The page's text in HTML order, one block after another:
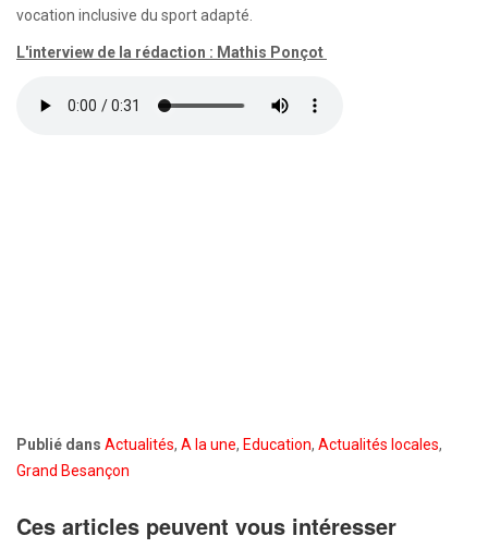
vocation inclusive du sport adapté.
L'interview de la rédaction : Mathis Ponçot
Publié dans Actualités, A la une, Education, Actualités locales,
Grand Besançon
Ces articles peuvent vous intéresser